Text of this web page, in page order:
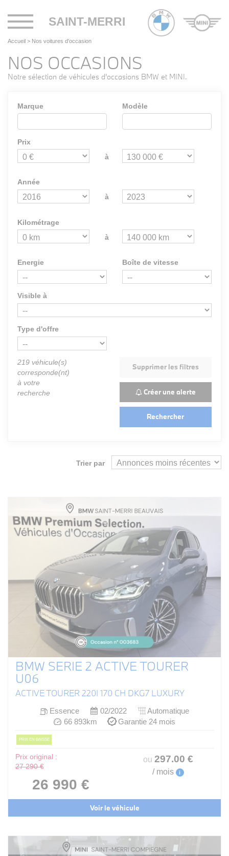
SAINT-MERRI
Toggle
navigation
Accueil > Nos voitures d'occasion
NOS OCCASIONS
Notre sélection de véhicules d'occasions BMW et MINI.
Marque Modèle
Prix
à
Année
à
Kilométrage
à
Energie Boîte de vitesse
Visible à
Type d'offre
219 véhicule(s)
corresponde(nt)
à votre
recherche
Supprimer les filtres
Créer une alerte
Rechercher
Trier par
BMW SERIE 2 ACTIVE TOURER
U06
ACTIVE TOURER 220I 170 CH DKG7 LUXURY
Essence 02/2022
Automatique
66 893km
Garantie 24 mois
PRIX EN BAISSE
Prix original :
27 290 €
26 990 €
ou 297.00 €
/ mois i
Voir le véhicule